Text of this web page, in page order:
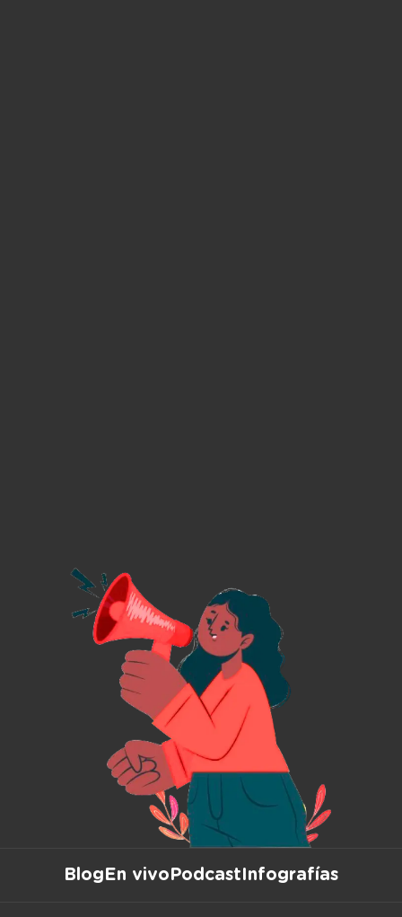
Blog En vivo Podcast Infografías